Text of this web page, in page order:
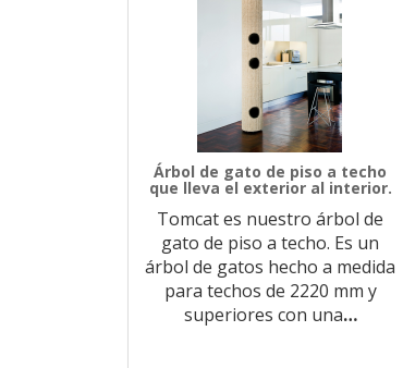
Árbol de gato de piso a techo
que lleva el exterior al interior.
Tomcat es nuestro árbol de
gato de piso a techo. Es un
árbol de gatos hecho a medida
para techos de 2220 mm y
superiores con una…